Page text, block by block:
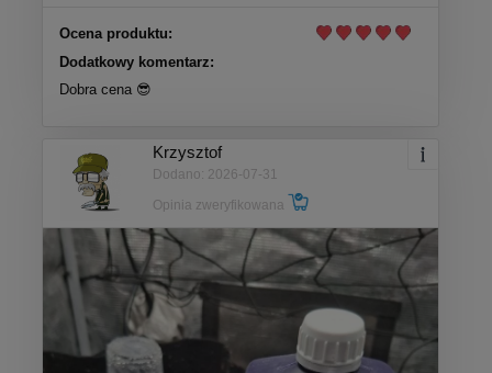
Ocena produktu:
Dodatkowy komentarz:
Dobra cena 😎
Krzysztof
Dodano: 2026-07-31
Opinia zweryfikowana